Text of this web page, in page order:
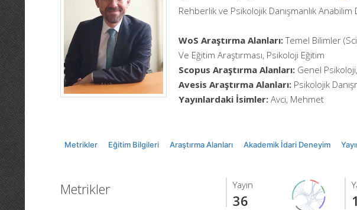
Rehberlik ve Psikolojik Danışmanlık Anabilim
WoS Araştırma Alanları:Temel Bilimler
Ve Eğitim Araştırması, Psikoloji Eğitim
Scopus Araştırma Alanları: Genel
Avesis Araştırma Alanları: Psikolojik
Yayınlardaki İsimler: Avci, Mehmet
Metrikler Eğitim Bilgileri Araştırma Alanları Akademik İdari Deneyim
Metrikler Yayın
36